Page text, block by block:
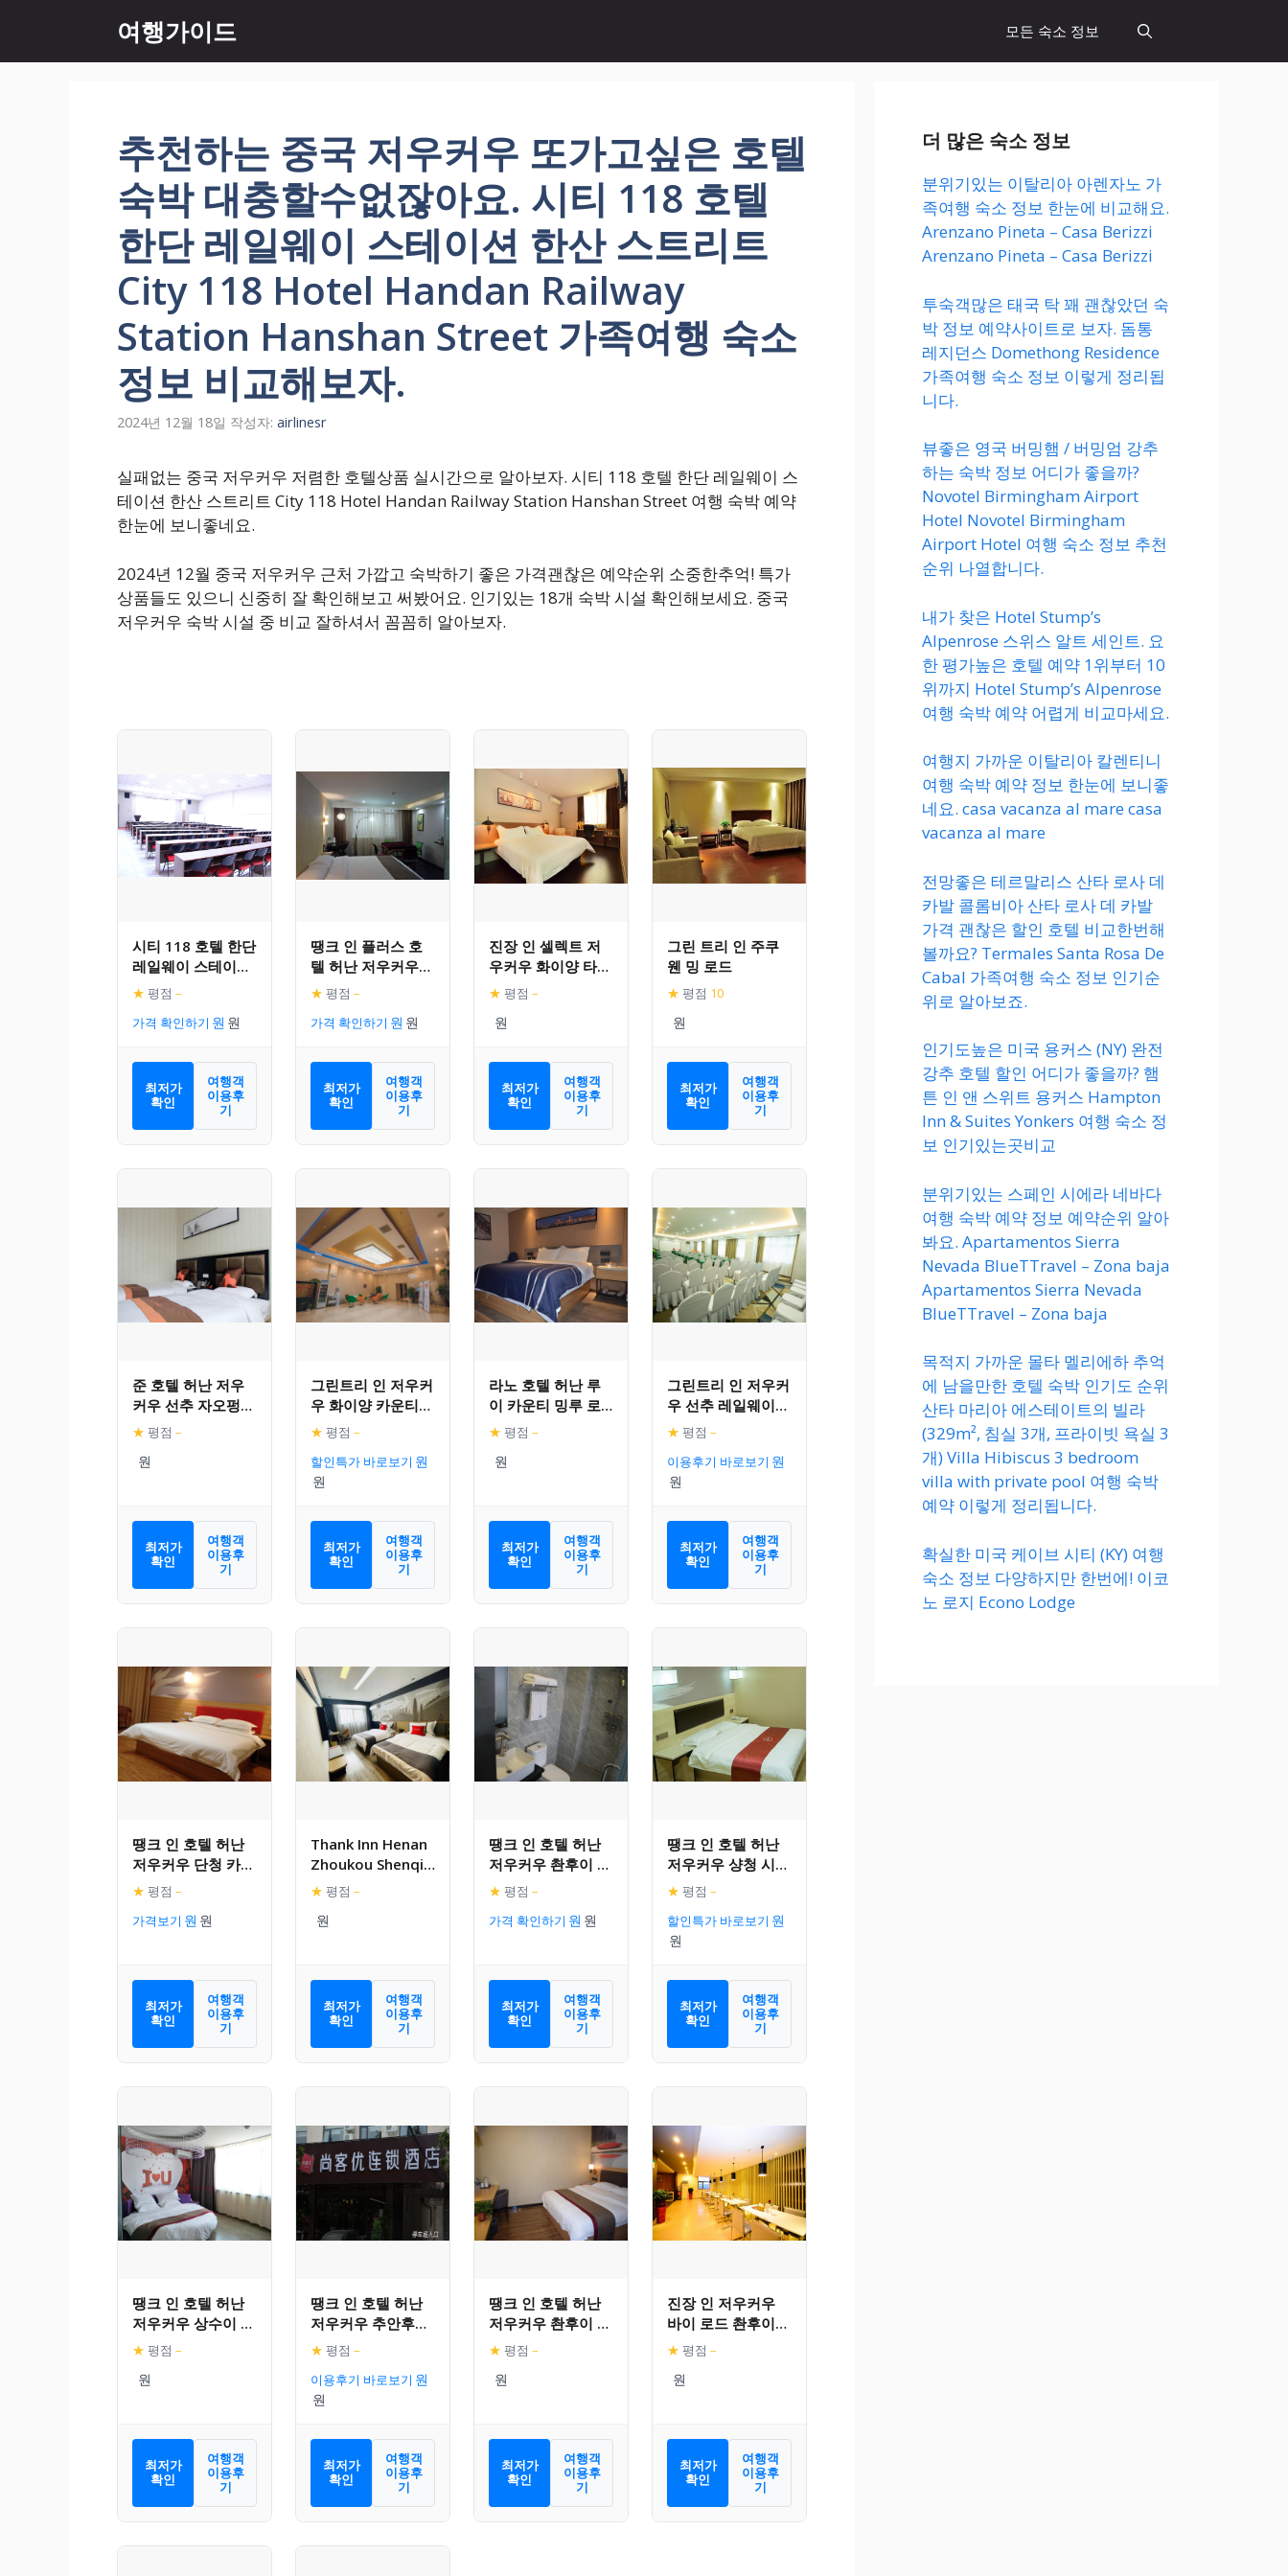
츠
여행가이드 모든 숙소 정보
추천하는 중국 저우커우 또가고싶은 호텔
숙박 대충할수없잖아요. 시티 118 호텔
한단 레일웨이 스테이션 한산 스트리트
City 118 Hotel Handan Railway
Station Hanshan Street 가족여행 숙소
정보 비교해보자.
2024년 12월 18일 작성자: airlinesr
실패없는 중국 저우커우 저렴한 호텔상품 실시간으로 알아보자. 시티 118 호텔 한단 레일웨이 스
테이션 한산 스트리트 City 118 Hotel Handan Railway Station Hanshan Street 여행 숙박 예약
한눈에 보니좋네요.
2024년 12월 중국 저우커우 근처 가깝고 숙박하기 좋은 가격괜찮은 예약순위 소중한추억! 특가
상품들도 있으니 신중히 잘 확인해보고 써봤어요. 인기있는 18개 숙박 시설 확인해보세요. 중국
저우커우 숙박 시설 중 비교 잘하셔서 꼼꼼히 알아보자.
시티 118 호텔 한단
레일웨이 스테이션
한산 스트리트
★ 평점 –
가격 확인하기
최저가
확인
여행객
이용후
기
땡크 인 플러스 호
텔 허난 저우커우
촨후이 디스트릭트
레드 스타 맥칼린
★ 평점 –
가격 확인하기
최저가
확인
여행객
이용후
기
진장 인 셀렉트 저
우커우 화이양 타이
하오링 시닉 에어리
★ 평점 –
최저가
확인
여행객
이용후
기
그린 트리 인 주쿠
웬 밍 로드
★ 평점 10
최저가
확인
여행객
이용후
기
준 호텔 허난 저우
커우 선추 자오펑
애비뉴
★ 평점 –
최저가
확인
여행객
이용후
기
그린트리 인 저우커
우 화이양 카운티
룽두 애비뉴 시허
스퀘어 익스프레스
호텔
★ 평점 –
할인특가 바로보기
최저가
확인
여행객
이용후
기
라노 호텔 허난 루
이 카운티 밍루 로
드
★ 평점 –
최저가
확인
여행객
이용후
기
그린트리 인 저우커
우 선추 레일웨이
스테이션 자오펑 에
비뉴
★ 평점 –
이용후기 바로보기
최저가
확인
여행객
이용후
기
땡크 인 호텔 허난
저우커우 단청 카운
티 신화 로드
★ 평점 –
가격보기
최저가
확인
여행객
이용후
기
Thank Inn Henan
Zhoukou Shenqiu
County Shangyi
Amusement Park
★ 평점 –
최저가
확인
여행객
이용후
기
땡크 인 호텔 허난
저우커우 촨후이 디
스트릭트 사우스 섹
션 궁눙 로드 자허
가든
★ 평점 –
가격 확인하기
최저가
확인
여행객
이용후
기
땡크 인 호텔 허난
저우커우 샹청 시티
둥팡 애비뉴
★ 평점 –
할인특가 바로보기
최저가
확인
여행객
이용후
기
땡크 인 호텔 허난
저우커우 상수이 카
운티 양청 파크
★ 평점 –
최저가
확인
여행객
이용후
기
땡크 인 호텔 허난
저우커우 추안후이
패신저 트랜스포트
센터 스테이션
★ 평점 –
이용후기 바로보기
최저가
확인
여행객
이용후
기
땡크 인 호텔 허난
저우커우 촨후이 디
스트릭트 저우커우
노멀 유니버시티
★ 평점 –
최저가
확인
여행객
이용후
기
진장 인 저우커우
바이 로드 촨후이
디스트릭트 거버먼
★ 평점 –
최저가
확인
여행객
이용후
기
더 많은 숙소 정보
분위기있는 이탈리아 아렌자노 가
족여행 숙소 정보 한눈에 비교해요.
Arenzano Pineta – Casa Berizzi
Arenzano Pineta – Casa Berizzi
투숙객많은 태국 탁 꽤 괜찮았던 숙
박 정보 예약사이트로 보자. 돔통
레지던스 Domethong Residence
가족여행 숙소 정보 이렇게 정리됩
니다.
뷰좋은 영국 버밍햄 / 버밍엄 강추
하는 숙박 정보 어디가 좋을까?
Novotel Birmingham Airport
Hotel Novotel Birmingham
Airport Hotel 여행 숙소 정보 추천
순위 나열합니다.
내가 찾은 Hotel Stump’s
Alpenrose 스위스 알트 세인트. 요
한 평가높은 호텔 예약 1위부터 10
위까지 Hotel Stump’s Alpenrose
여행 숙박 예약 어렵게 비교마세요.
여행지 가까운 이탈리아 칼렌티니
여행 숙박 예약 정보 한눈에 보니좋
네요. casa vacanza al mare casa
vacanza al mare
전망좋은 테르말리스 산타 로사 데
카발 콜롬비아 산타 로사 데 카발
가격 괜찮은 할인 호텔 비교한번해
볼까요? Termales Santa Rosa De
Cabal 가족여행 숙소 정보 인기순
위로 알아보죠.
인기도높은 미국 용커스 (NY) 완전
강추 호텔 할인 어디가 좋을까? 햄
튼 인 앤 스위트 용커스 Hampton
Inn & Suites Yonkers 여행 숙소 정
보 인기있는곳비교
분위기있는 스페인 시에라 네바다
여행 숙박 예약 정보 예약순위 알아
봐요. Apartamentos Sierra
Nevada BlueTTravel – Zona baja
Apartamentos Sierra Nevada
BlueTTravel – Zona baja
목적지 가까운 몰타 멜리에하 추억
에 남을만한 호텔 숙박 인기도 순위
산타 마리아 에스테이트의 빌라
(329m², 침실 3개, 프라이빗 욕실 3
개) Villa Hibiscus 3 bedroom
villa with private pool 여행 숙박
예약 이렇게 정리됩니다.
확실한 미국 케이브 시티 (KY) 여행
숙소 정보 다양하지만 한번에! 이코
노 로지 Econo Lodge